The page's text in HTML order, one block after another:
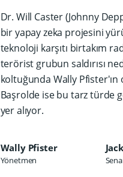
Dr. Will Caster (Johnny
bir yapay zeka projesini
teknoloji karşıtı birtakım
terörist grubun saldırısı
koltuğunda Wally
Başrolde ise bu tarz türde
yer alıyor.
Wally Pfister
Yönetmen